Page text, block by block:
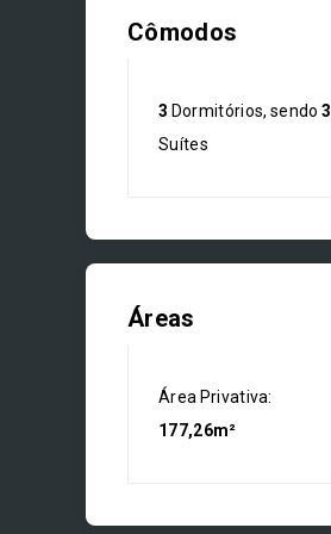
Cômodos
3 Dormitórios, sendo3
Suítes
Áreas
Área Privativa:
177,26m²